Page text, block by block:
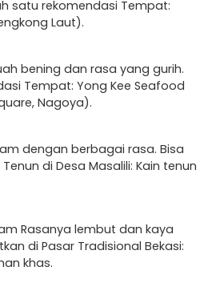
satu rekomendasi Tempat:
Laut).
bening dan rasa yang gurih.
Tempat: Yong Kee Seafood
Nagoya).
dengan berbagai rasa. Bisa
di Desa Masalili: Kain tenun
Rasanya lembut dan kaya
di Pasar Tradisional Bekasi:
khas.